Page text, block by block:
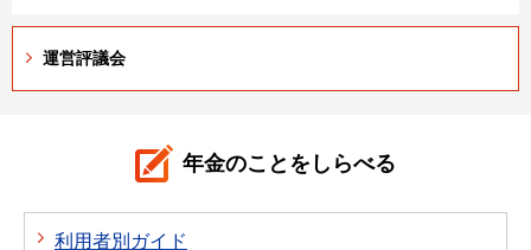
運営評議会
年金のことをしらべる
利用者別ガイド